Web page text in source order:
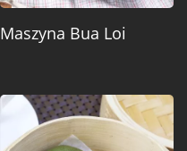
Maszyna Bua Loi